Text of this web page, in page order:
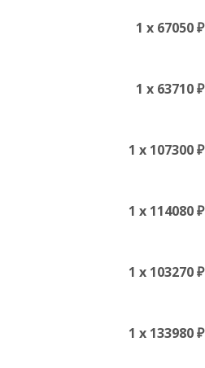
1 x 67050 ₽
1 x 63710 ₽
1 x 107300 ₽
1 x 114080 ₽
1 x 103270 ₽
1 x 133980 ₽